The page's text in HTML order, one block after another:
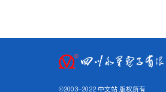
©2003-2022 中文站 版权所有